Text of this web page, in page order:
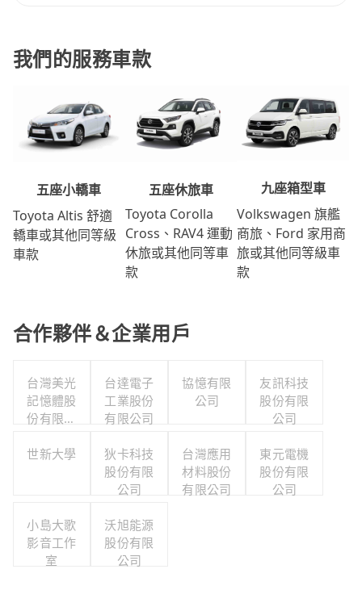
我們的服務車款
五座小轎車
Toyota Altis 舒適
轎車或其他同等級
車款
五座休旅車
Toyota Corolla
Cross、RAV4 運動
休旅或其他同等車
款
九座箱型車
Volkswagen 旗艦
商旅、Ford 家用商
旅或其他同等級車
款
合作夥伴＆企業用戶
台灣美光
記憶體股
份有限公
台達電子
工業股份
有限公司
協憶有限
公司
友訊科技
股份有限
公司
世新大學
狄卡科技
股份有限
公司
台灣應用
材料股份
有限公司
東元電機
股份有限
公司
小島大歌
影音工作
室
沃旭能源
股份有限
公司